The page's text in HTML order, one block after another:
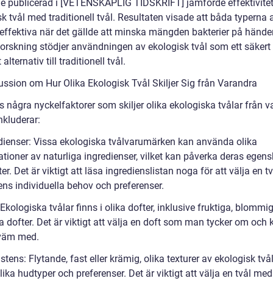
publicerad i [VETENSKAPLIG TIDSKRIFT] jämförde
tvål med traditionell tvål. Resultaten visade att båda typerna
när det gällde att minska mängden bakterier på
stödjer användningen av ekologisk tvål som ett säkert
alternativ till traditionell tvål.
om Hur Olika Ekologisk Tvål Skiljer Sig från Varandra
några nyckelfaktorer som skiljer olika ekologiska tvålar från
Vissa ekologiska tvålvarumärken kan använda olika
av naturliga ingredienser, vilket kan påverka deras
Det är viktigt att läsa ingredienslistan noga för att välja en
individuella behov och preferenser.
tvålar finns i olika dofter, inklusive fruktiga,
dofter. Det är viktigt att välja en doft som man tycker om och
med.
Flytande, fast eller krämig, olika texturer av ekologisk
hudtyper och preferenser. Det är viktigt att välja en tvål